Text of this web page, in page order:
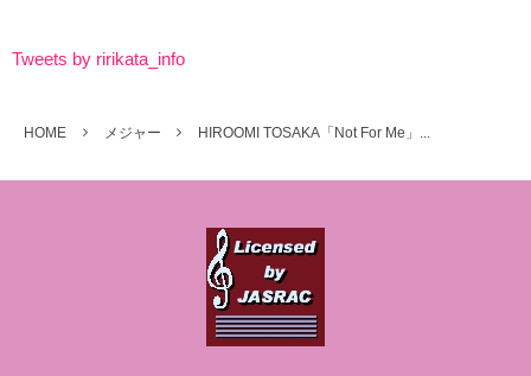
Tweets by ririkata_info
HOME メジャー HIROOMI TOSAKA「Not For Me」...